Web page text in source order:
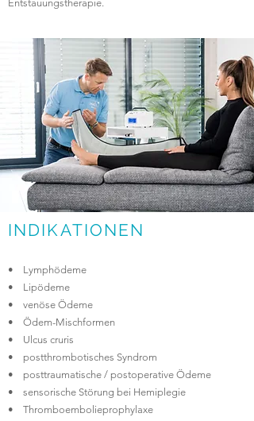
Entstauungstherapie.
INDIKATIONEN
• Lymphödeme
• Lipödeme
• venöse Ödeme
• Ödem-Mischformen
• Ulcus cruris
• postthrombotisches Syndrom
• posttraumatische / postoperative Ödeme
• sensorische Störung bei Hemiplegie
• Thromboembolieprophylaxe